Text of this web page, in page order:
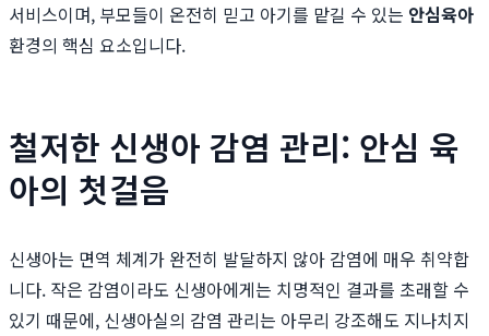
서비스이며, 부모들이 온전히 믿고 아기를 맡길 수 있는 안심육아
환경의 핵심 요소입니다.
철저한 신생아 감염 관리: 안심 육
아의 첫걸음
신생아는 면역 체계가 완전히 발달하지 않아 감염에 매우 취약합
니다. 작은 감염이라도 신생아에게는 치명적인 결과를 초래할 수
있기 때문에, 신생아실의 감염 관리는 아무리 강조해도 지나치지